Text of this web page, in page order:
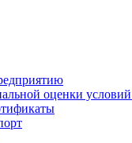
оценки условий